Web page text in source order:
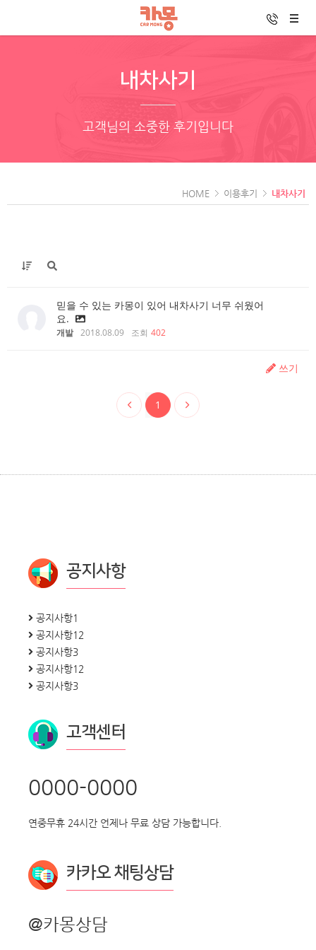
내차사기
고객님의 소중한 후기입니다
HOME 이용후기 내차사기
믿을 수 있는 카몽이 있어 내차사기 너무 쉬웠어
요.
개발 2018.08.09 조회 402
쓰기
1
공지사항
공지사항1
공지사항12
공지사항3
공지사항12
공지사항3
고객센터
0000-0000
연중무휴 24시간 언제나 무료 상담 가능합니다.
카카오 채팅상담
@카몽상담